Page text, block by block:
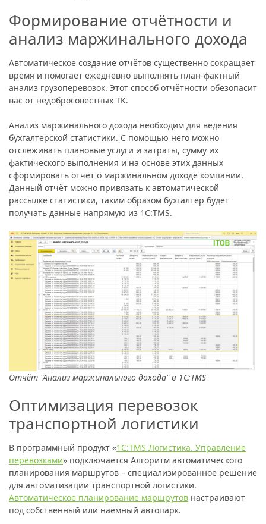
Формирование отчётности и
анализ маржинального дохода
Автоматическое создание отчётов существенно сокращает
время и помогает ежедневно выполнять план-фактный
анализ грузоперевозок. Этот способ отчётности обезопасит
вас от недобросовестных ТК.
Анализ маржинального дохода необходим для ведения
бухгалтерской статистики. С помощью него можно
отслеживать плановые услуги и затраты, сумму их
фактического выполнения и на основе этих данных
сформировать отчёт о маржинальном доходе компании.
Данный отчёт можно привязать к автоматической
рассылке статистики, таким образом бухгалтер будет
получать данные напрямую из 1С:TMS.
Отчёт "Анализ маржинального дохода" в 1С:TMS
Оптимизация перевозок
транспортной логистики
В программный продукт «1C:TMS Логистика. Управление
перевозками» подключается Алгоритм автоматического
планирования маршрутов – специализированное решение
для автоматизации транспортной логистики.
Автоматическое планирование маршрутов настраивают
под собственный или наёмный автопарк.